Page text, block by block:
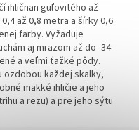
ihličnan guľovitého až
až 0,8 metra a šírky 0,6
farby. Vyžaduje
aj mrazom až do -34
a veľmi ťažké pôdy.
ozdobou každej skalky,
mäkké ihličie a jeho
a rezu) a pre jeho sýtu